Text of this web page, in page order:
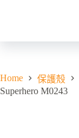
Home 保護殼
Superhero M0243